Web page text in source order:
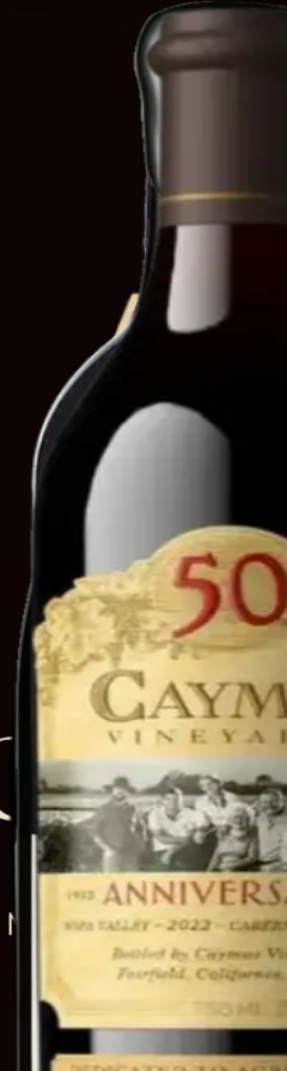
🇺🇾 UY A Confirmar
Napa, Sonoma, Oregon...
en Quito, Ecuador.